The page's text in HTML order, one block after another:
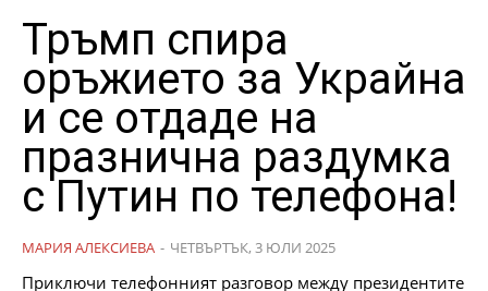
Тръмп спира
оръжието за Украйна
и се отдаде на
празнична раздумка
с Путин по телефона!
МАРИЯ АЛЕКСИЕВА - ЧЕТВЪРТЪК, 3 ЮЛИ 2025
Приключи телефонният разговор между президентите